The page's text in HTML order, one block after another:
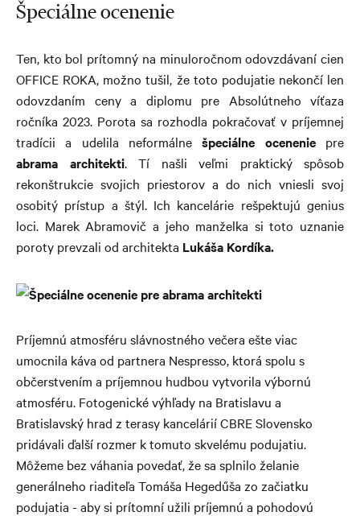
Špeciálne ocenenie
Ten, kto bol prítomný na minuloročnom odovzdávaní cien
OFFICE ROKA, možno tušil, že toto podujatie nekončí len
odovzdaním ceny a diplomu pre Absolútneho víťaza
ročníka 2023. Porota sa rozhodla pokračovať v príjemnej
tradícii a udelila neformálnešpeciálne oceneniepre
abrama architekti. Tí našli veľmi praktický spôsob
rekonštrukcie svojich priestorov a do nich vniesli svoj
osobitý prístup a štýl. Ich kancelárie rešpektujú genius
loci. Marek Abramovič a jeho manželka si toto uznanie
poroty prevzali od architekta Lukáša Kordíka.
Príjemnú atmosféru slávnostného večera ešte viac
umocnila káva od partnera Nespresso, ktorá spolu s
občerstvením a príjemnou hudbou vytvorila výbornú
atmosféru. Fotogenické výhľady na Bratislavu a
Bratislavský hrad z terasy kancelárií CBRE Slovensko
pridávali ďalší rozmer k tomuto skvelému podujatiu.
Môžeme bez váhania povedať, že sa splnilo želanie
generálneho riaditeľa Tomáša Hegedűša zo začiatku
podujatia - aby si prítomní užili príjemnú a pohodovú